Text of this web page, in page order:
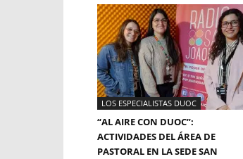
LOS ESPECIALISTAS DUOC
“AL AIRE CON DUOC”:
ACTIVIDADES DEL ÁREA DE
PASTORAL EN LA SEDE SAN